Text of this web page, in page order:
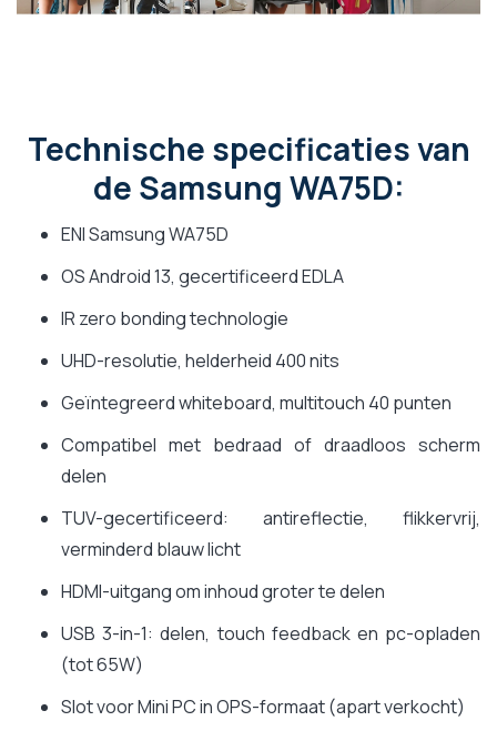
Technische specificaties van
de Samsung WA75D:
ENI Samsung WA75D
OS Android 13, gecertificeerd EDLA
IR zero bonding technologie
UHD-resolutie, helderheid 400 nits
Geïntegreerd whiteboard, multitouch 40 punten
Compatibel met bedraad of draadloos scherm
delen
TUV-gecertificeerd: antireflectie, flikkervrij,
verminderd blauw licht
HDMI-uitgang om inhoud groter te delen
USB 3-in-1: delen, touch feedback en pc-opladen
(tot 65W)
Slot voor Mini PC in OPS-formaat (apart verkocht)